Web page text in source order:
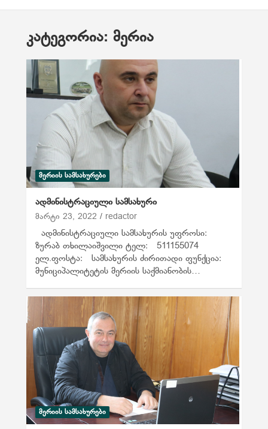
კატეგორია:მერია
ᲛᲔᲠᲘᲘᲡ ᲡᲐᲛᲡᲐᲮᲣᲠᲔᲑᲘ
ადმინისტრაციული სამსახური
მარტი 23, 2022 redactor
ადმინისტრაციული სამსახურის უფროსი:
ზურაბ თხილაიშვილი ტელ: 511155074
ელ.ფოსტა: სამსახურის ძირითადი ფუნქცია:
მუნიციპალიტეტის მერიის საქმიანობის…
ᲛᲔᲠᲘᲘᲡ ᲡᲐᲛᲡᲐᲮᲣᲠᲔᲑᲘ